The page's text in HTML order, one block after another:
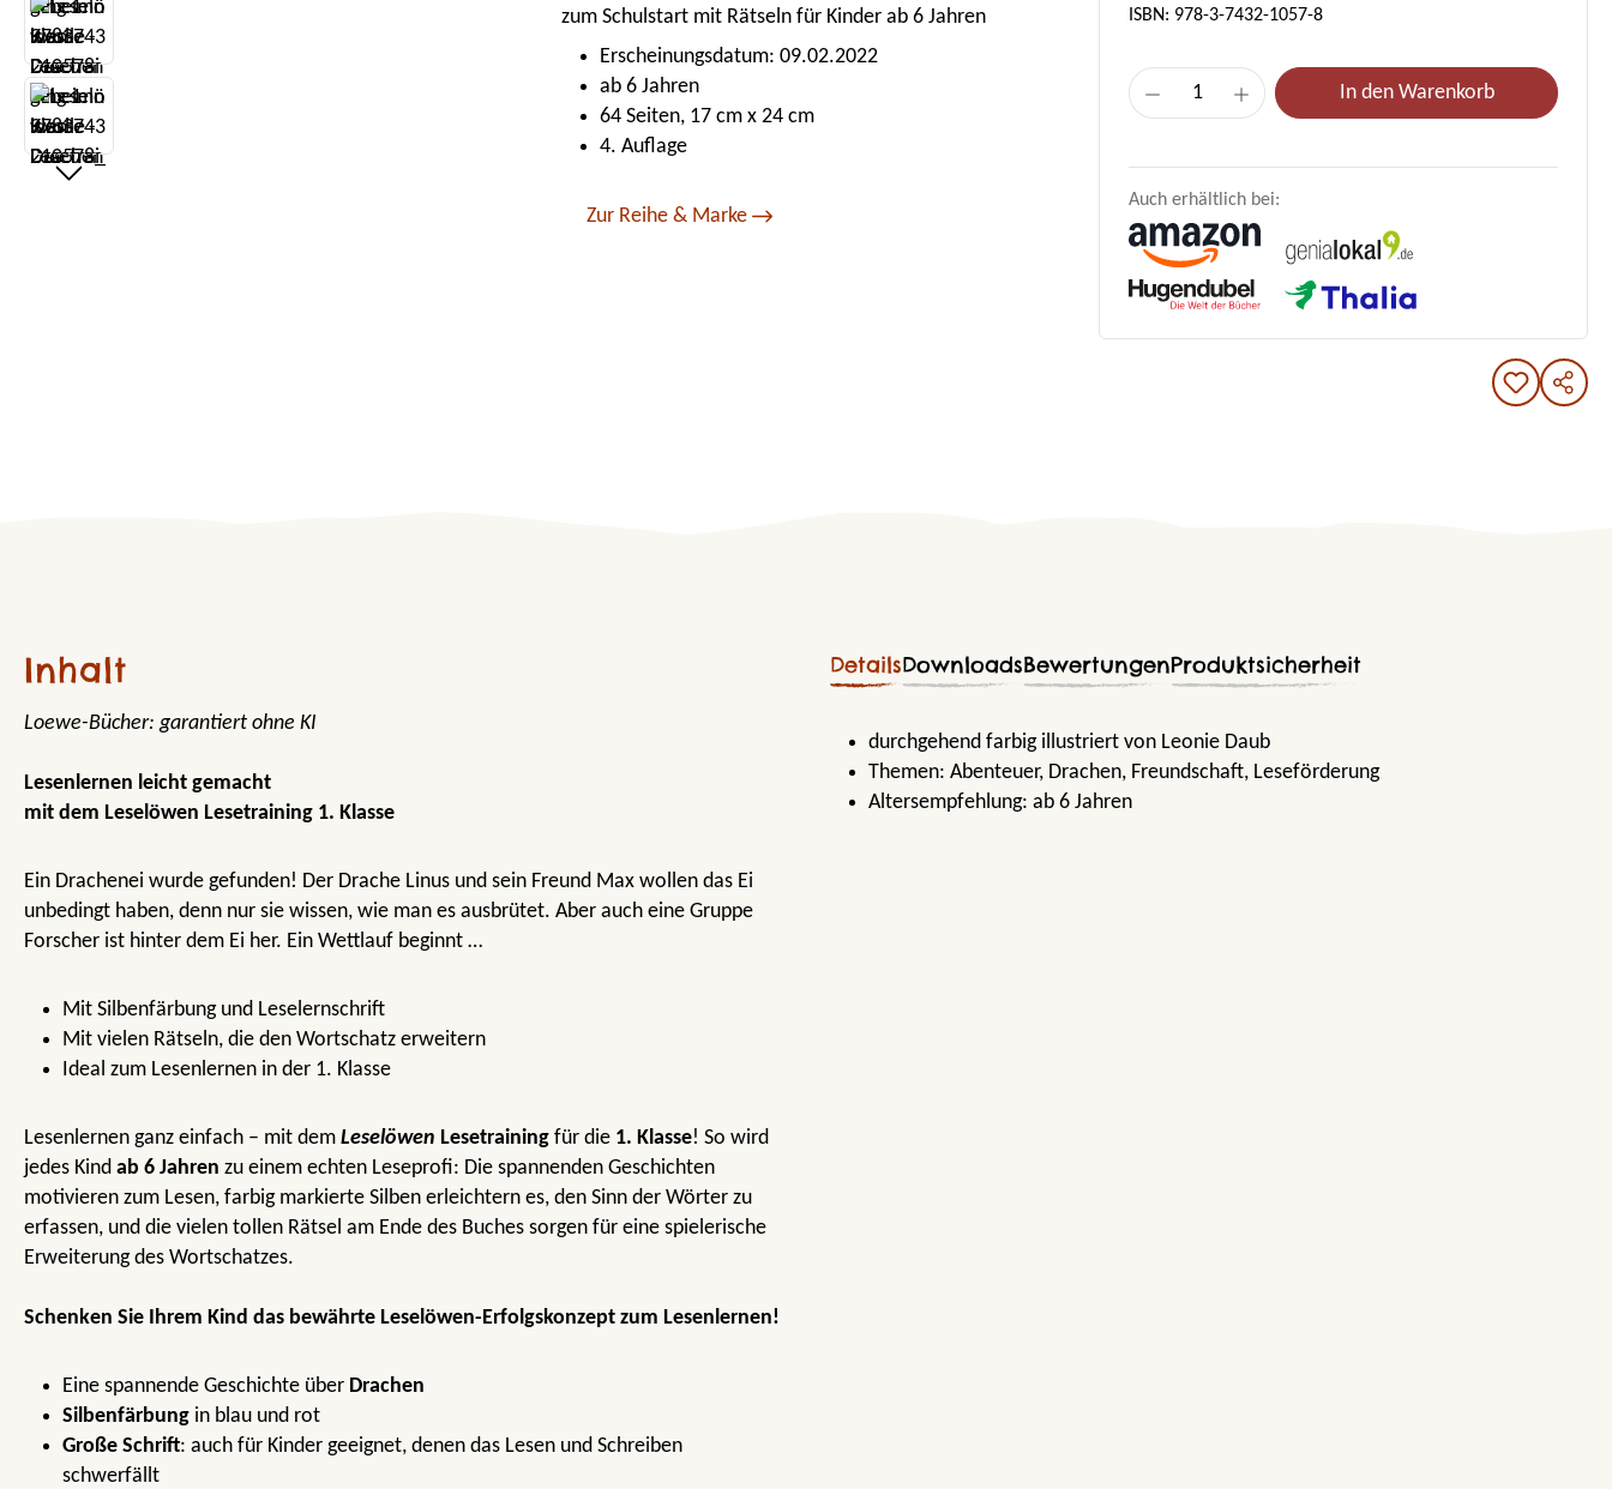
zum Schulstart mit Rätseln für Kinder ab 6 Jahren
Erscheinungsdatum: 09.02.2022
ab 6 Jahren
64 Seiten, 17 cm x 24 cm
4. Auflage
Zur Reihe & Marke
ISBN: 978-3-7432-1057-8
Produkt Anzahl: Gib den gewünschten
In den Warenkorb
Auch erhältlich bei:
Inhalt
Loewe-Bücher: garantiert ohne KI
Lesenlernen leicht gemacht
mit dem Leselöwen Lesetraining 1. Klasse
Ein Drachenei wurde gefunden! Der Drache Linus und sein Freund Max wollen das Ei
unbedingt haben, denn nur sie wissen, wie man es ausbrütet. Aber auch eine Gruppe
Forscher ist hinter dem Ei her. Ein Wettlauf beginnt …
Mit Silbenfärbung und Leselernschrift
Mit vielen Rätseln, die den Wortschatz erweitern
Ideal zum Lesenlernen in der 1. Klasse
Lesenlernen ganz einfach – mit dem Leselöwen Lesetraining für die 1. Klasse! So wird
jedes Kind ab 6 Jahren zu einem echten Leseprofi: Die spannenden Geschichten
motivieren zum Lesen, farbig markierte Silben erleichtern es, den Sinn der Wörter zu
erfassen, und die vielen tollen Rätsel am Ende des Buches sorgen für eine spielerische
Erweiterung des Wortschatzes.
Schenken Sie Ihrem Kind das bewährte Leselöwen-Erfolgskonzept zum Lesenlernen!
Eine spannende Geschichte über Drachen
Silbenfärbung in blau und rot
Große Schrift: auch für Kinder geeignet, denen das Lesen und Schreiben
schwerfällt
DetailsDownloadsBewertungenProduktsicherheit
durchgehend farbig illustriert von Leonie Daub
Themen: Abenteuer, Drachen, Freundschaft, Leseförderung
Altersempfehlung: ab 6 Jahren